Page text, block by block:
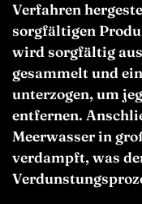
Verfahren
sorgfältigen
wird sorgfältig
gesammelt und
unterzogen, um
entfernen.
Meerwasser in
verdampft, was